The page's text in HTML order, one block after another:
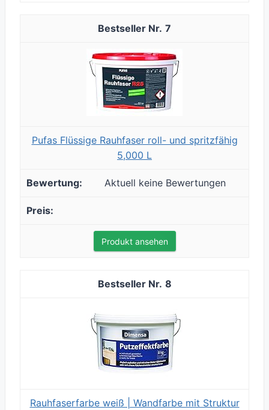
7
Pufas Flüssige Rauhfaser roll- und spritzfähig
5,000 L
Aktuell keine Bewertungen
Produkt ansehen
8
Rauhfaserfarbe weiß | Wandfarbe mit Struktur